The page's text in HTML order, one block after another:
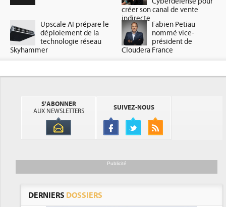
créer son canal de vente
indirecte
Upscale AI prépare le
déploiement de la
technologie réseau
Skyhammer
Fabien Petiau
nommé vice-
président de
Cloudera France
S'ABONNER
AUX NEWSLETTERS
SUIVEZ-NOUS
Publicité
DERNIERS DOSSIERS